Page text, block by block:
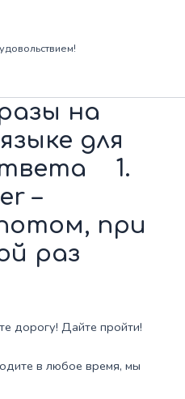
на
для
1.
–
при
раз
дорогу! Дайте пройти!
в любое время, мы